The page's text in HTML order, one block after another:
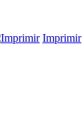
Imprimir